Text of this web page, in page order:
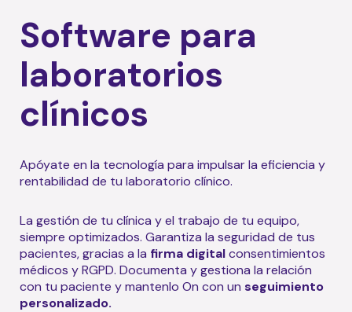
Software para
laboratorios
clínicos
Apóyate en la tecnología para impulsar la eficiencia y
rentabilidad de tu laboratorio clínico.
La gestión de tu clínica y el trabajo de tu equipo,
siempre optimizados. Garantiza la seguridad de tus
pacientes, gracias a la firma digitalconsentimientos
médicos y RGPD. Documenta y gestiona la relación
con tu paciente y mantenlo On con un seguimiento
personalizado.